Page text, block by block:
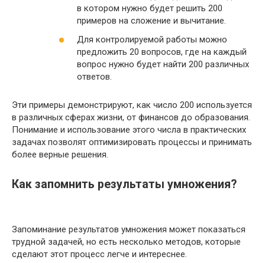
в котором нужно будет решить 200
примеров на сложение и вычитание.
Для контролируемой работы можно
предложить 20 вопросов, где на каждый
вопрос нужно будет найти 200 различных
ответов.
Эти примеры демонстрируют, как число 200 используется
в различных сферах жизни, от финансов до образования.
Понимание и использование этого числа в практических
задачах позволят оптимизировать процессы и принимать
более верные решения.
Как запомнить результаты умножения?
Запоминание результатов умножения может показаться
трудной задачей, но есть несколько методов, которые
сделают этот процесс легче и интереснее.